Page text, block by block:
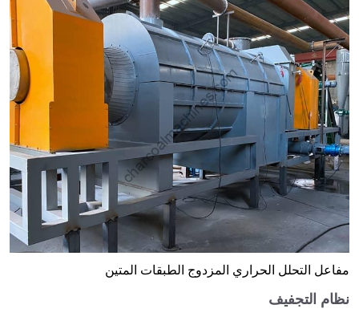
مفاعل التحلل الحراري المزدوج الطبقات المتين
نظام التجفيف